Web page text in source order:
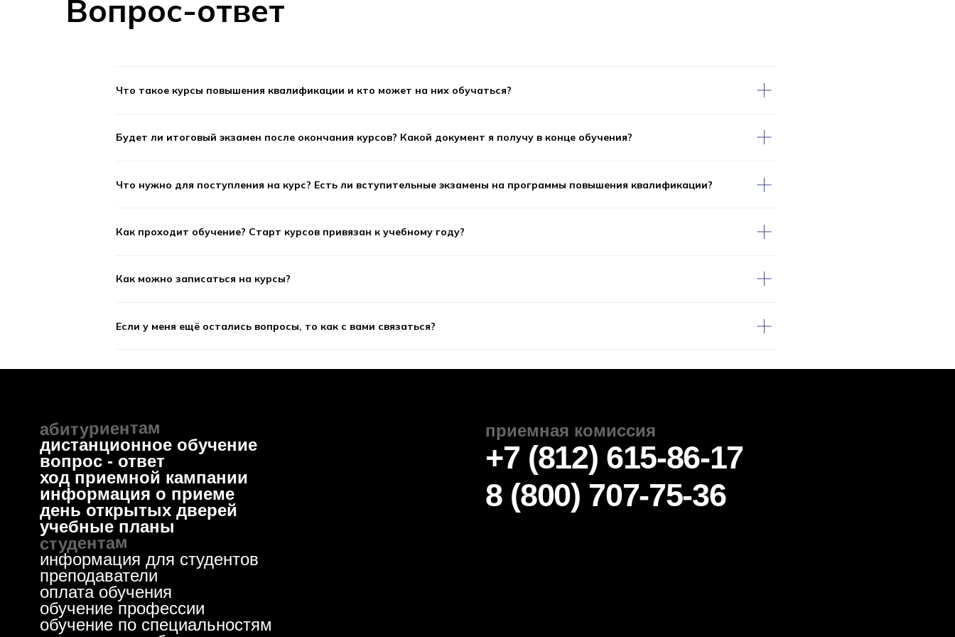
Вопрос-ответ
Что такое курсы повышения квалификации и кто может на них обучаться?
Будет ли итоговый экзамен после окончания курсов? Какой документ я получу в конце обучения?
Что нужно для поступления на курс? Есть ли вступительные экзамены на программы повышения квалификации?
Как проходит обучение? Старт курсов привязан к учебному году?
Как можно записаться на курсы?
Проект группы компаний Эдутех
образовательная организация «Колледж городских
согласие на обработку персональных данных
политика обработки данных
франшиза